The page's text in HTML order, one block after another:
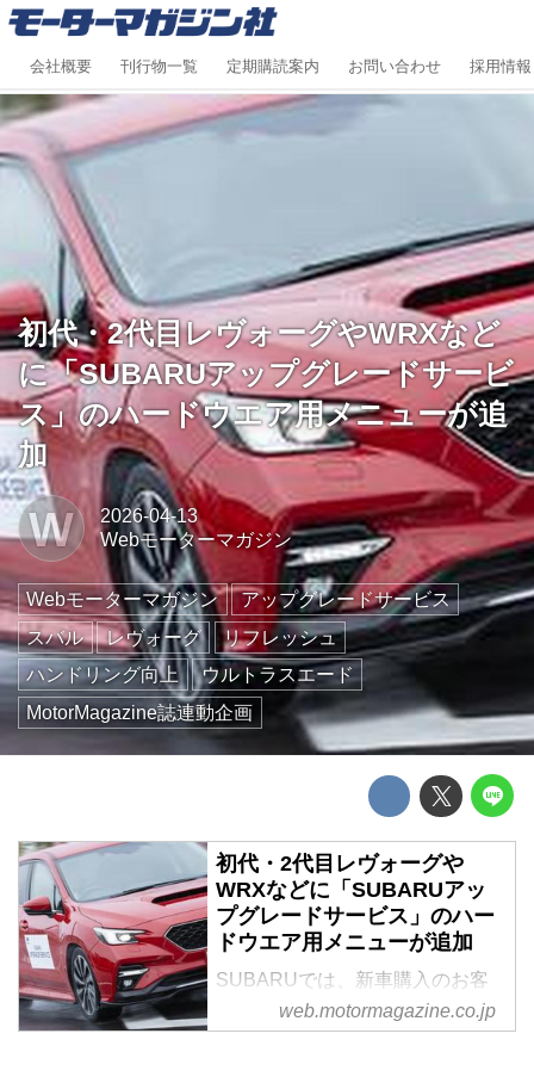
会社概要 刊行物一覧 定期購読案内 お問い合わせ 採用情報
初代・2代目レヴォーグやWRXなど
に「SUBARUアップグレードサービ
ス」のハードウエア用メニューが追
加
W
2026-04-13
Webモーターマガジン
Webモーターマガジン
アップグレードサービス
スバル
レヴォーグ
リフレッシュ
ハンドリング向上
ウルトラスエード
MotorMagazine誌連動企画
初代・2代目レヴォーグや
WRXなどに「SUBARUアッ
プグレードサービス」のハー
ドウエア用メニューが追加
SUBARUでは、新車購入のお客
様だけでなく、既存のユーザーの
カーライフをより良いものにして
web.motormagazine.co.jp